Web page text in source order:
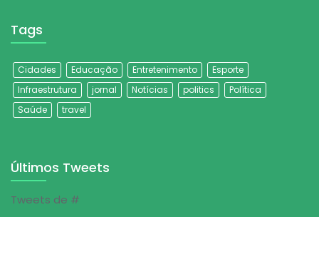
Tags
Cidades Educação Entretenimento
Esporte
Infraestrutura
jornal Notícias politics
Política
Saúde
travel
Últimos Tweets
Tweets de #